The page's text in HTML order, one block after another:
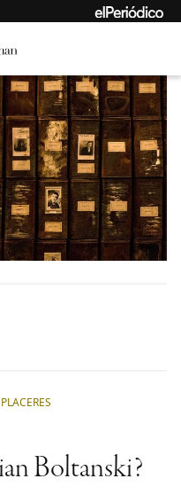
PLACERES
Boltanski?